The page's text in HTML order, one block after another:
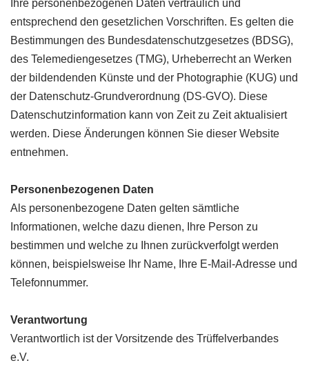
Ihre personenbezogenen Daten vertraulich und
entsprechend den gesetzlichen Vorschriften. Es gelten die
Bestimmungen des Bundesdatenschutzgesetzes (BDSG),
des Telemediengesetzes (TMG), Urheberrecht an Werken
der bildendenden Künste und der Photographie (KUG) und
der Datenschutz-Grundverordnung (DS-GVO). Diese
Datenschutzinformation kann von Zeit zu Zeit aktualisiert
werden. Diese Änderungen können Sie dieser Website
entnehmen.
Personenbezogenen Daten
Als personenbezogene Daten gelten sämtliche
Informationen, welche dazu dienen, Ihre Person zu
bestimmen und welche zu Ihnen zurückverfolgt werden
können, beispielsweise Ihr Name, Ihre E-Mail-Adresse und
Telefonnummer.
Verantwortung
Verantwortlich ist der Vorsitzende des Trüffelverbandes
e.V.